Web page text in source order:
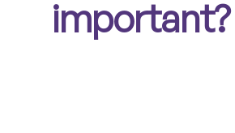
important?